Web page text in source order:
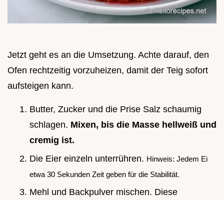
Jetzt geht es an die Umsetzung. Achte darauf, den
Ofen rechtzeitig vorzuheizen, damit der Teig sofort
aufsteigen kann.
Butter, Zucker und die Prise Salz schaumig
schlagen. Mixen, bis die Masse hellweiß und
cremig ist.
Die Eier einzeln unterrühren. Hinweis: Jedem Ei
etwa 30 Sekunden Zeit geben für die Stabilität.
Mehl und Backpulver mischen. Diese